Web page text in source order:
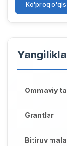
Ko'proq
Ommaviy
Grantlar
Bitiruv